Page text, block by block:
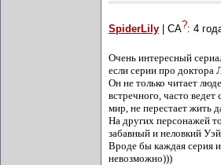
SpiderLily | СА?: 4
Очень интересный
если серии про доктора
Он не только читает
встречного, часто
мир, не перестает жить
На других персонажей
забавный и неловкий
Вроде бы каждая серия
невозможно)))